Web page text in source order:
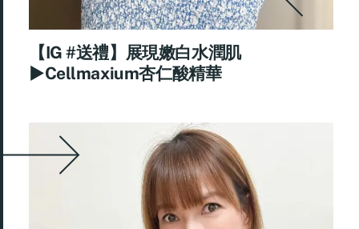
【IG #送禮】展現嫩白水潤肌
►Cellmaxium杏仁酸精華